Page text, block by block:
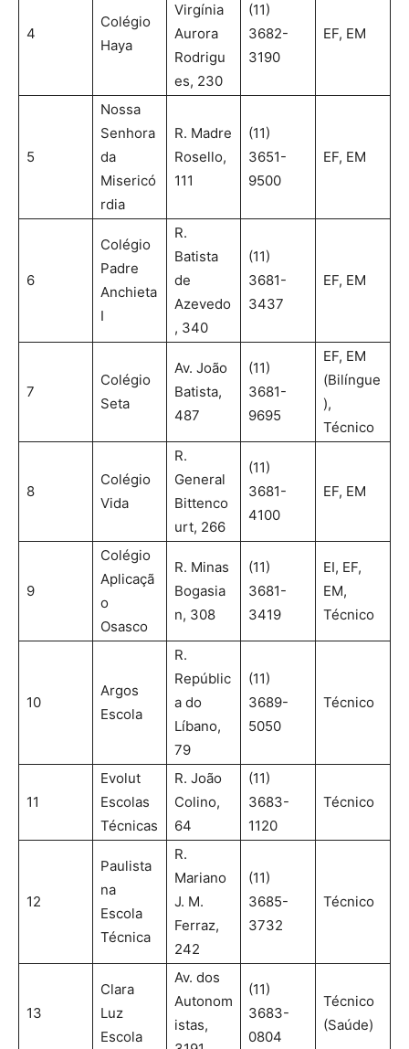
4
Colégio
Haya
Virgínia
Aurora
Rodrigu
es, 230
(11)
3682-
3190
EF, EM
5
Nossa
Senhora
da
Misericó
rdia
R. Madre
Rosello,
111
(11)
3651-
9500
EF, EM
6
Colégio
Padre
Anchieta
I
R.
Batista
de
Azevedo
, 340
(11)
3681-
3437
EF, EM
7
Colégio
Seta
Av. João
Batista,
487
(11)
3681-
9695
EF, EM
(Bilíngue
),
Técnico
8
Colégio
Vida
R.
General
Bittenco
urt, 266
(11)
3681-
4100
EF, EM
9
Colégio
Aplicaçã
o
Osasco
R. Minas
Bogasia
n, 308
(11)
3681-
3419
EI, EF,
EM,
Técnico
10
Argos
Escola
R.
Repúblic
a do
Líbano,
79
(11)
3689-
5050
Técnico
11
Evolut
Escolas
Técnicas
R. João
Colino,
64
(11)
3683-
1120
Técnico
12
Paulista
na
Escola
Técnica
R.
Mariano
J. M.
Ferraz,
242
(11)
3685-
3732
Técnico
13
Clara
Luz
Escola
Av. dos
Autonom
istas,
(11)
3683-
0804
Técnico
(Saúde)